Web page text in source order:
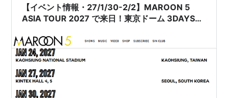
【イベント情報・27/1/30-2/2】MAROON 5
ASIA TOUR 2027 で来日！東京ドーム 3DAYS！